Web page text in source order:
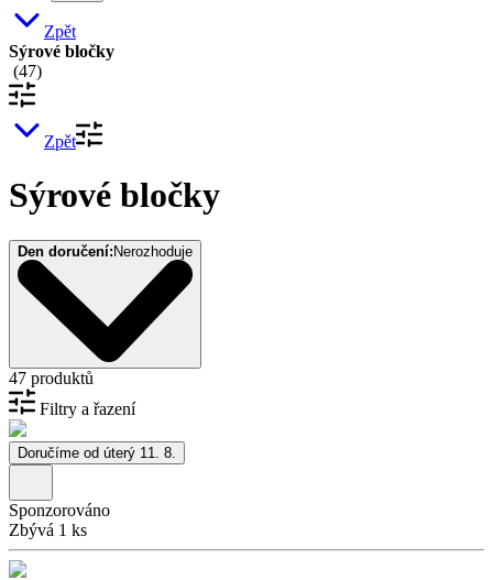
Zpět
Sýrové bločky
(47)
Zpět
Sýrové bločky
Den doručení: Nerozhoduje
47 produktů
Filtry a řazení
Doručíme od úterý 11. 8.
Sponzorováno
Zbývá 1 ks